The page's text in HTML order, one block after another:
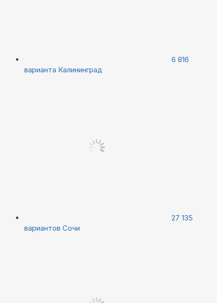
6 816
варианта Калининград
27 135
вариантов Сочи